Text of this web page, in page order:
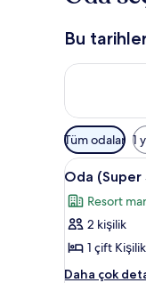
Bu
Bu gece
Odalar
için
mevcut
filtreler
Tüm odalar 1
Oda
(Super
Saver)
için
tüm
4
Oda (Super
Resort
2 kişilik
1 çift
Daha çok
Oda